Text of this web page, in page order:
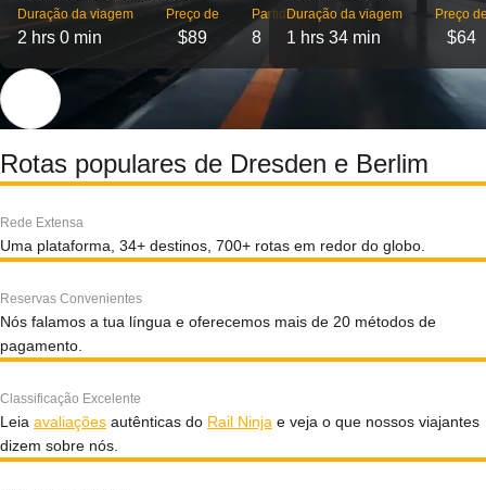
Duração da viagem
2 hrs 0 min
Preço de
$89
Partidas
8
Duração da viagem
1 hrs 34 min
Preço
$64
Rotas populares de Dresden e Berlim
Rede Extensa
Uma plataforma, 34+ destinos, 700+ rotas em redor do globo.
Reservas Convenientes
Nós falamos a tua língua e oferecemos mais de 20 métodos de
pagamento.
Classificação Excelente
Leia avaliações autênticas do Rail Ninja e veja o que nossos viajantes
dizem sobre nós.